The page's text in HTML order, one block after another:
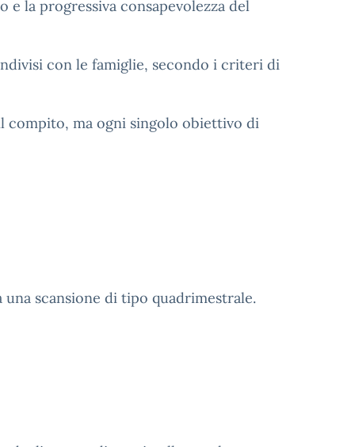
e la progressiva consapevolezza del
con le famiglie, secondo i criteri di
compito, ma ogni singolo obiettivo di
scansione di tipo quadrimestrale.